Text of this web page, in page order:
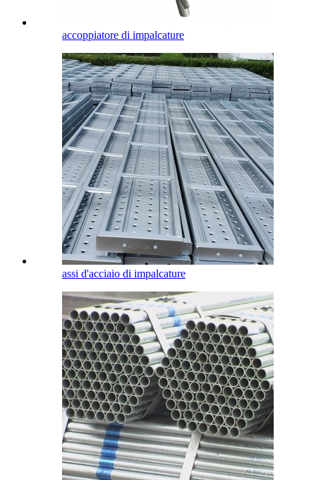
accoppiatore di impalcature
assi d'acciaio di impalcature